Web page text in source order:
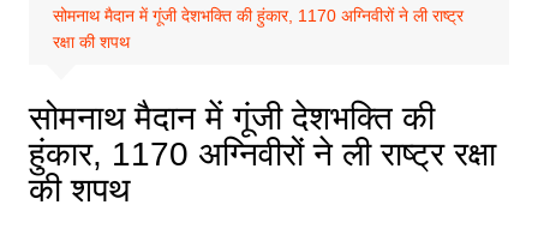
सोमनाथ मैदान में गूंजी देशभक्ति की हुंकार, 1170 अग्निवीरों ने ली राष्ट्र
रक्षा की शपथ
सोमनाथ मैदान में गूंजी देशभक्ति की
हुंकार, 1170 अग्निवीरों ने ली राष्ट्र रक्षा
की शपथ